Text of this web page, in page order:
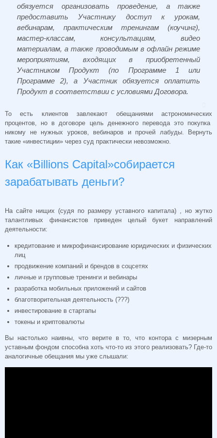
обязуется организовать проведение, а также
предоставить Участнику доступ к урокам,
вебинарам, практическим тренингам (коучинг),
мастер-классам, консультациям, видео
материалам, а также проводимым в офлайн режиме
мероприятиям, входящих в приобретенный
Участником Продукт (по Программе 1 или
Программе 2), а Участник обязуется оплатить
Продукт в соответствии с условиями Договора.
То есть клиентов завлекают обещаниями астрономических
процентов, но в договоре цель денежного перевода это покупка
никому не нужных уроков, вебинаров и прочей лабуды. Вернуть
такие «инвестиции» через суд практически невозможно.
Как «Billions Capital»собирается
зарабатывать деньги?
На сайте нищих (судя по размеру уставного капитала) , но жутко
талантливых финансистов приведен целый букет направлений
деятельности:
кредитование и микрофинансирование юридических и физических
лиц
продвижение компаний и брендов в соцсетях
личные и групповые тренинги и вебинары
разработка мобильных приложений и сайтов
благотворительная деятельность (???)
инвестирование в стартапы
токены и криптовалюты
Вы настолько наивны, что верите в то, что контора с мизерным
уставным фондом способна хоть что-то из этого реализовать? Где-то
аналогичные обещания мы уже слышали: